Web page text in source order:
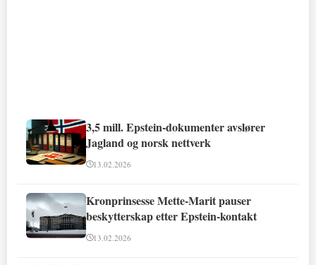
3,5 mill. Epstein-dokumenter avslører
Jagland og norsk nettverk
13.02.2026
Kronprinsesse Mette-Marit pauser
beskytterskap etter Epstein-kontakt
13.02.2026